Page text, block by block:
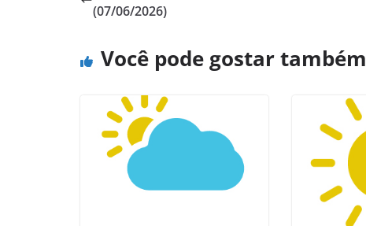
(07/06/2026)
Você pode gostar também